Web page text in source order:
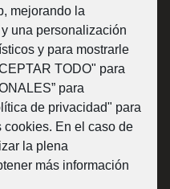
mejorando la
una personalización
y para mostrarle
TODO" para
para
de privacidad" para
cookies. En el caso de
la plena
más información
Foral de